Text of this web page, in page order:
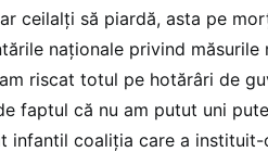
ceilalți să piardă, asta pe
naționale privind
riscat totul pe hotărâri de
faptul că nu am putut uni
infantil coaliția care a instituit-